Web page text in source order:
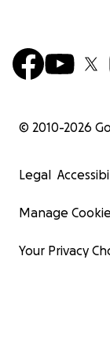
© 2010-2026
Legal
Manage
Your Privacy